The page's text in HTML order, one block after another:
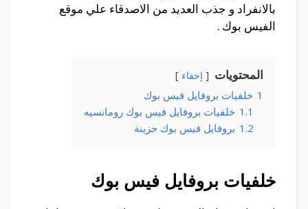
بالانفراد و جذب العديد من الاصدقاء علي موقع
الفيس بوك .
المحتويات إخفاء
1 خلفيات بروفايل فيس بوك
1.1 خلفيات بروفايل فيس بوك رومانسيه
1.2 بروفايل فيس بوك حزينة
خلفيات بروفايل فيس بوك